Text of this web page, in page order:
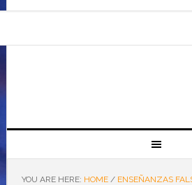
YOU ARE HERE: HOME / ENSEÑANZAS